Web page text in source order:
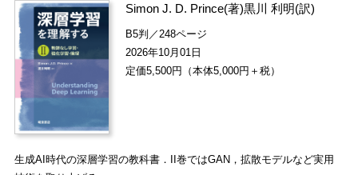
Simon J. D. Prince(著)黒川 利明(訳)
B5判／248ページ
2026年10月01日
定価5,500円（本体5,000円＋税）
生成AI時代の深層学習の教科書．II巻ではGAN，拡散モデルなど実用